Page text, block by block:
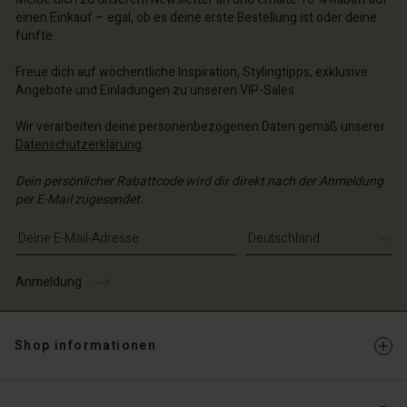
einen Einkauf – egal, ob es deine erste Bestellung ist oder deine
fünfte.
Freue dich auf wöchentliche Inspiration, Stylingtipps, exklusive
Angebote und Einladungen zu unseren VIP-Sales.
Wir verarbeiten deine personenbezogenen Daten gemäß unserer
Datenschutzerklärung.
Dein persönlicher Rabattcode wird dir direkt nach der Anmeldung
per E-Mail zugesendet.
E-Mail-Adresse eingeben
Anmeldung
Shop informationen